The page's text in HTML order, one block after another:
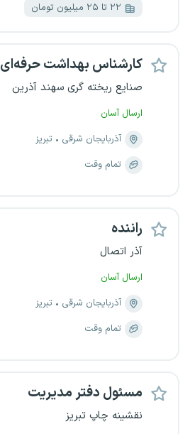
۲۲ تا ۲۵ میلیون تومان
کارشناس بهداشت حرفه‌ای
صنایع ریخته گری سهند آذرین
ارسال آسان
آذربایجان شرقی
تبریز
تمام وقت
راننده
آذر اتصال
ارسال آسان
آذربایجان شرقی
تبریز
تمام وقت
مسئول دفتر مدیریت
نقشینه چاپ تبریز